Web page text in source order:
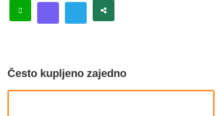
Često kupljeno zajedno